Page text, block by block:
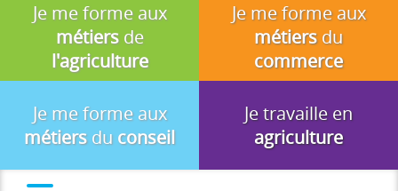
Je me forme aux
métiersde
l'agriculture
Je me forme aux
métiersdu
commerce
Je me forme aux
métiersdu conseil
Je travaille en
agriculture